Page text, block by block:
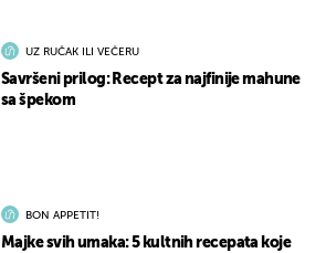
UZ RUČAK ILI VEČERU
Savršeni prilog: Recept za najfinije mahune
sa špekom
BON APPETIT!
Majke svih umaka: 5 kultnih recepata koje